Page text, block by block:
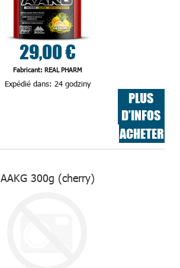
29,00 €
Fabricant: REAL PHARM
Expédié dans: 24 godziny
PLUS
D’INFOS
ACHETER
AAKG 300g (cherry)